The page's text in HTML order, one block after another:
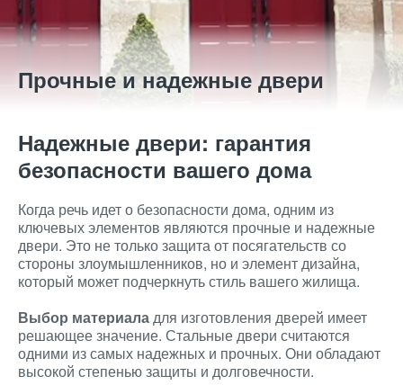
Прочные и надежные двери
Надежные двери: гарантия
безопасности вашего дома
Когда речь идет о безопасности дома, одним из
ключевых элементов являются прочные и надежные
двери. Это не только защита от посягательств со
стороны злоумышленников, но и элемент дизайна,
который может подчеркнуть стиль вашего жилища.
Выбор материаладля изготовления дверей имеет
решающее значение. Стальные двери считаются
одними из самых надежных и прочных. Они обладают
высокой степенью защиты и долговечности.